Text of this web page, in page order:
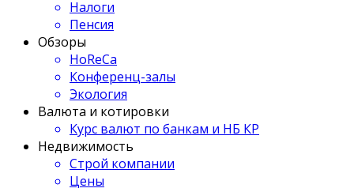
Налоги
Пенсия
Обзоры
HoReCa
Конференц-залы
Экология
Валюта и котировки
Курс валют по банкам и НБ КР
Недвижимость
Строй компании
Цены